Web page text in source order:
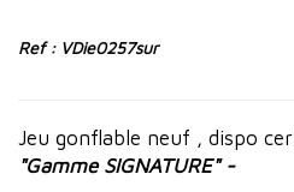
Ref : VDie0257sur
Jeu gonflable neuf , dispo
"Gamme SIGNATURE" -